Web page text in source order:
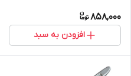
858,000
افزودن به سبد